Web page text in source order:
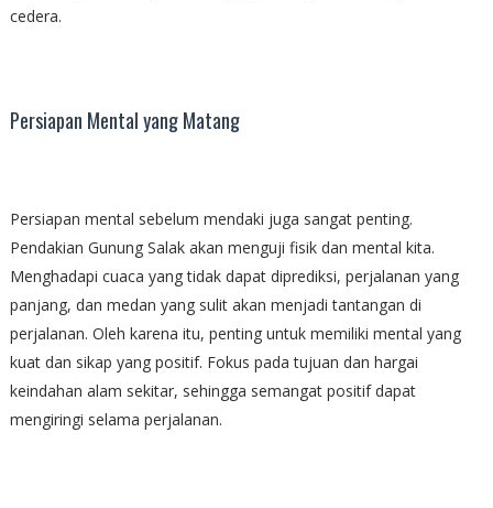
cedera.
Persiapan Mental yang Matang
Persiapan mental sebelum mendaki juga sangat penting.
Pendakian Gunung Salak akan menguji fisik dan mental kita.
Menghadapi cuaca yang tidak dapat diprediksi, perjalanan yang
panjang, dan medan yang sulit akan menjadi tantangan di
perjalanan. Oleh karena itu, penting untuk memiliki mental yang
kuat dan sikap yang positif. Fokus pada tujuan dan hargai
keindahan alam sekitar, sehingga semangat positif dapat
mengiringi selama perjalanan.